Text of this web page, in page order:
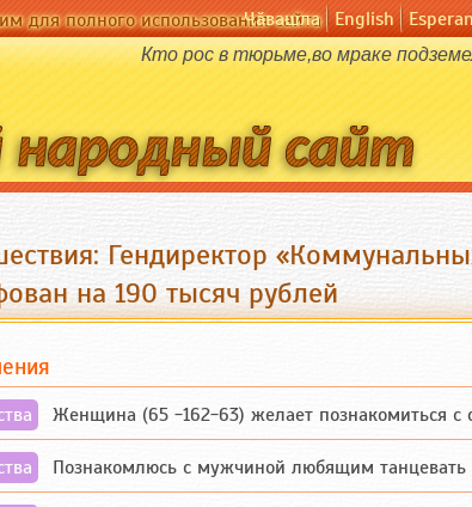
для полного использования сайта
Чӑвашла English
Кто рос в тюрьме,во мраке
Гендиректор
на 190 тысяч рублей
Женщина (65 -162-63) желает познакомиться с
Познакомлюсь с мужчиной любящим танцевать